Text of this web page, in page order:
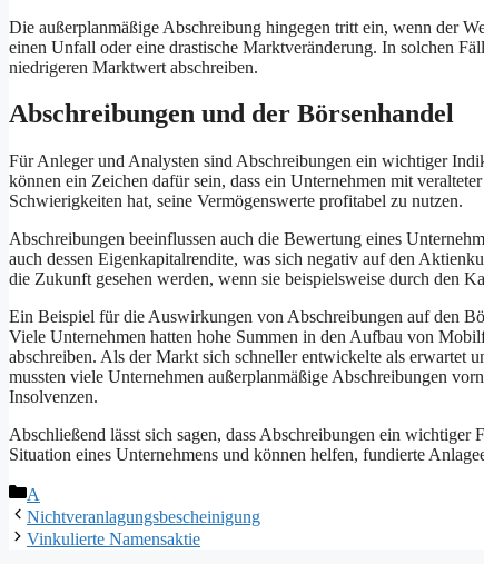
Die außerplanmäßige Abschreibung hingegen tritt ein, wenn der
einen Unfall oder eine drastische Marktveränderung. In solchen
niedrigeren Marktwert abschreiben.
Abschreibungen und der Börsenhandel
Für Anleger und Analysten sind Abschreibungen ein wichtiger
können ein Zeichen dafür sein, dass ein Unternehmen mit
Schwierigkeiten hat, seine Vermögenswerte profitabel zu nutzen.
Abschreibungen beeinflussen auch die Bewertung eines
auch dessen Eigenkapitalrendite, was sich negativ auf den
die Zukunft gesehen werden, wenn sie beispielsweise durch den
Ein Beispiel für die Auswirkungen von Abschreibungen auf den
Viele Unternehmen hatten hohe Summen in den Aufbau von
abschreiben. Als der Markt sich schneller entwickelte als erwartet
mussten viele Unternehmen außerplanmäßige Abschreibungen
Insolvenzen.
Abschließend lässt sich sagen, dass Abschreibungen ein
Situation eines Unternehmens und können helfen, fundierte
Kategorien
A
Nichtveranlagungsbescheinigung
Vinkulierte Namensaktie